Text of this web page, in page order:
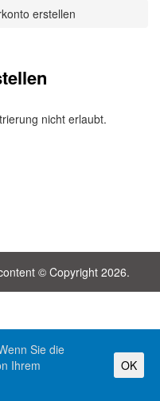
erstellen
nicht erlaubt.
© Copyright 2026.
Sie die
Ihrem
OK